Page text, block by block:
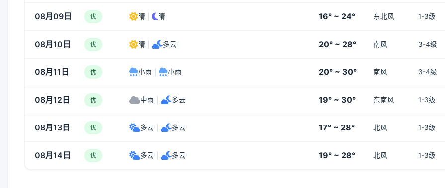
08月09日 优 晴 晴 16° ~ 24° 东北风 1-3级
08月10日 优 晴 多云 20° ~ 28° 南风 3-4级
08月11日 优 小雨 小雨 20° ~ 30° 南风 3-4级
08月12日 优 中雨 多云 19° ~ 30° 东南风 1-3级
08月13日 优 多云 多云 17° ~ 28° 北风 1-3级
08月14日 优 多云 多云 19° ~ 28° 北风 1-3级